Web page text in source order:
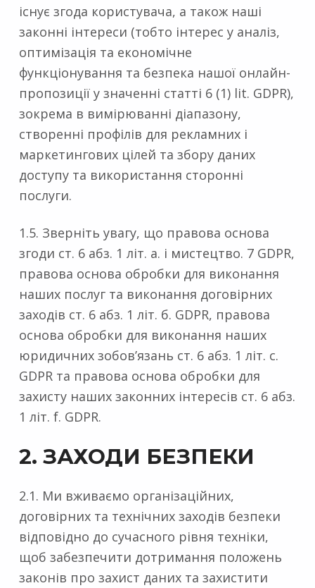
існує згода користувача, а також наші
законні інтереси (тобто інтерес у аналіз,
оптимізація та економічне
функціонування та безпека нашої онлайн-
пропозиції у значенні статті 6 (1) lit. GDPR),
зокрема в вимірюванні діапазону,
створенні профілів для рекламних і
маркетингових цілей та збору даних
доступу та використання сторонні
послуги.
1.5. Зверніть увагу, що правова основа
згоди ст. 6 абз. 1 літ. а. і мистецтво. 7 GDPR,
правова основа обробки для виконання
наших послуг та виконання договірних
заходів ст. 6 абз. 1 літ. б. GDPR, правова
основа обробки для виконання наших
юридичних зобов’язань ст. 6 абз. 1 літ. c.
GDPR та правова основа обробки для
захисту наших законних інтересів ст. 6 абз.
1 літ. f. GDPR.
2. ЗАХОДИ БЕЗПЕКИ
2.1. Ми вживаємо організаційних,
договірних та технічних заходів безпеки
відповідно до сучасного рівня техніки,
щоб забезпечити дотримання положень
законів про захист даних та захистити